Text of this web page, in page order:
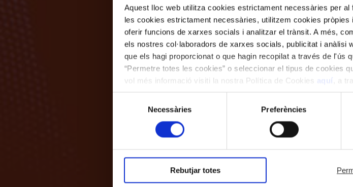
Aquest lloc web utilitza cookies estrictament necessàries per al
les cookies estrictament necessàries, utilitzem cookies
oferir funcions de xarxes socials i analitzar el trànsit. A més,
els nostres col·laboradors de xarxes socials, publicitat i anàlisi
que els hagi proporcionat o que hagin recopilat a través de l'ús
“Permetre totes les cookies” o seleccionar el tipus de cookies
vol més informació visiti la nostra Política de Cookies aquí
, a
les cookies en qualsevol moment.
consentiment
Necessàries Preferències
Rebutjar totes